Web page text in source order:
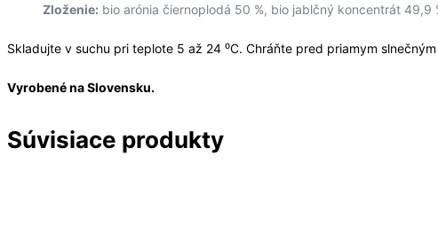
Zloženie: bio arónia čiernoplodá 50 %, bio jablčný koncentrát 49,9
Skladujte v suchu pri teplote 5 až 24 ⁰C. Chráňte pred priamym
Vyrobené na Slovensku.
Súvisiace produkty